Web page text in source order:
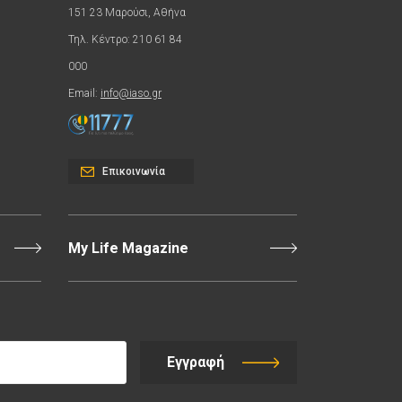
151 23 Μαρούσι, Αθήνα
Τηλ. Κέντρο: 210 61 84
000
Email: info@iaso.gr
Επικοινωνία
My Life Magazine
Εγγραφή